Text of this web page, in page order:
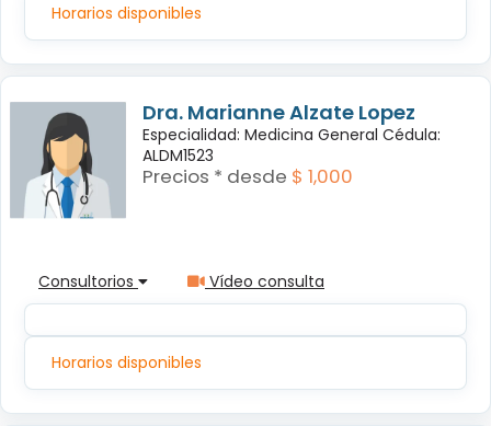
Horarios disponibles
Dra. Marianne Alzate Lopez
Especialidad: Medicina General Cédula:
ALDM1523
Precios * desde $ 1,000
Consultorios Vídeo consulta
Horarios disponibles